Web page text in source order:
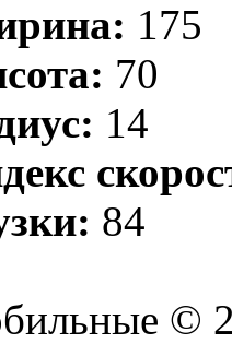
175
70
14
84
©